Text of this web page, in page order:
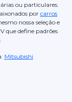
ou particulares.
por carros
nossa seleção e
que define padrões
Mitsubishi